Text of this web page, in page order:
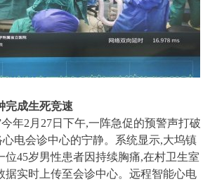
完成生死竞速
2月27日下午,一阵急促的预警声打破
电会诊中心的宁静。系统显示,大坞镇
位45岁男性患者因持续胸痛,在村卫生室
据实时上传至会诊中心。远程智能心电